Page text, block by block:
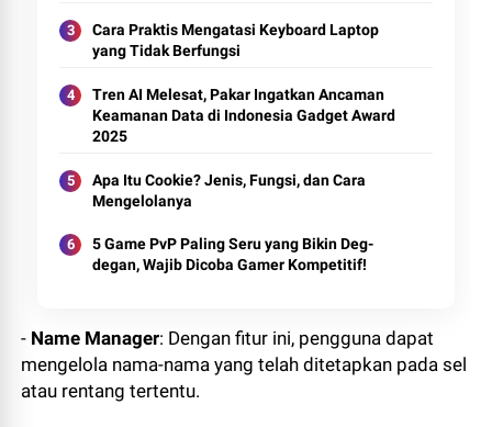
Cara Praktis Mengatasi Keyboard Laptop
yang Tidak Berfungsi
Tren AI Melesat, Pakar Ingatkan Ancaman
Keamanan Data di Indonesia Gadget Award
2025
Apa Itu Cookie? Jenis, Fungsi, dan Cara
Mengelolanya
5 Game PvP Paling Seru yang Bikin Deg-
degan, Wajib Dicoba Gamer Kompetitif!
- Name Manager: Dengan fitur ini, pengguna dapat
mengelola nama-nama yang telah ditetapkan pada sel
atau rentang tertentu.